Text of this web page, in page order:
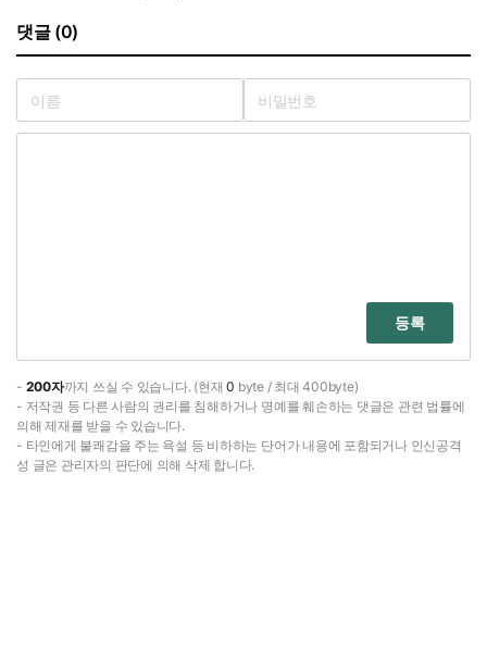
댓글 (0)
등록
- 200자까지 쓰실 수 있습니다. (현재0 byte / 최대 400byte)
- 저작권 등 다른 사람의 권리를 침해하거나 명예를 훼손하는 댓글은 관련 법률에
의해 제재를 받을 수 있습니다.
- 타인에게 불쾌감을 주는 욕설 등 비하하는 단어가 내용에 포함되거나 인신공격
성 글은 관리자의 판단에 의해 삭제 합니다.